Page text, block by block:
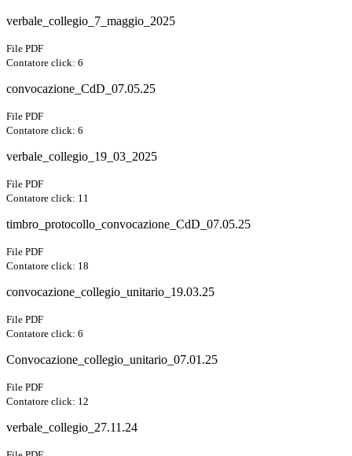
verbale_collegio_7_maggio_2025
File PDF
Contatore click: 6
convocazione_CdD_07.05.25
File PDF
Contatore click: 6
verbale_collegio_19_03_2025
File PDF
Contatore click: 11
timbro_protocollo_convocazione_CdD_07.05.25
File PDF
Contatore click: 18
convocazione_collegio_unitario_19.03.25
File PDF
Contatore click: 6
Convocazione_collegio_unitario_07.01.25
File PDF
Contatore click: 12
verbale_collegio_27.11.24